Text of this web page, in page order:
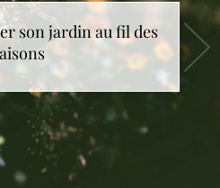
son jardin au fil des